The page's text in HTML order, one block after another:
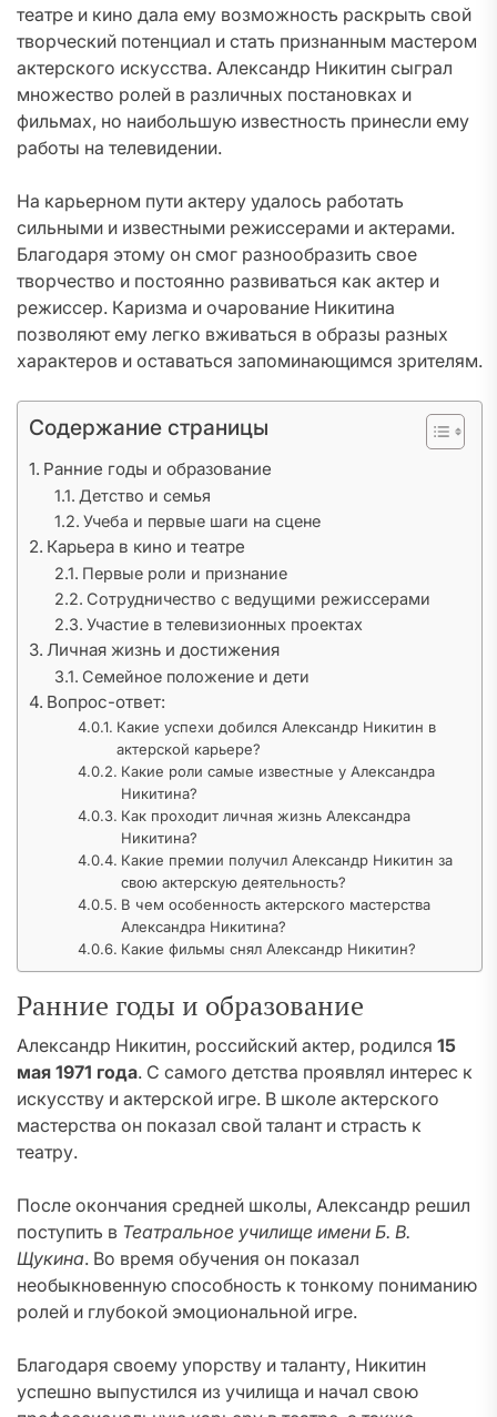
театре и кино дала ему возможность раскрыть свой
творческий потенциал и стать признанным мастером
актерского искусства. Александр Никитин сыграл
множество ролей в различных постановках и
фильмах, но наибольшую известность принесли ему
работы на телевидении.
На карьерном пути актеру удалось работать
сильными и известными режиссерами и актерами.
Благодаря этому он смог разнообразить свое
творчество и постоянно развиваться как актер и
режиссер. Каризма и очарование Никитина
позволяют ему легко вживаться в образы разных
характеров и оставаться запоминающимся зрителям.
Содержание страницы
Ранние годы и образование
Детство и семья
Учеба и первые шаги на сцене
Карьера в кино и театре
Первые роли и признание
Сотрудничество с ведущими режиссерами
Участие в телевизионных проектах
Личная жизнь и достижения
Семейное положение и дети
Вопрос-ответ:
Какие успехи добился Александр Никитин в
актерской карьере?
Какие роли самые известные у Александра
Никитина?
Как проходит личная жизнь Александра
Никитина?
Какие премии получил Александр Никитин за
свою актерскую деятельность?
В чем особенность актерского мастерства
Александра Никитина?
Какие фильмы снял Александр Никитин?
Ранние годы и образование
Александр Никитин, российский актер, родился 15
мая 1971 года. С самого детства проявлял интерес к
искусству и актерской игре. В школе актерского
мастерства он показал свой талант и страсть к
театру.
После окончания средней школы, Александр решил
поступить в Театральное училище имени Б. В.
Щукина. Во время обучения он показал
необыкновенную способность к тонкому пониманию
ролей и глубокой эмоциональной игре.
Благодаря своему упорству и таланту, Никитин
успешно выпустился из училища и начал свою